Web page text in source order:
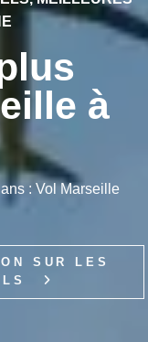
à
: Vol Marseille
SUR LES